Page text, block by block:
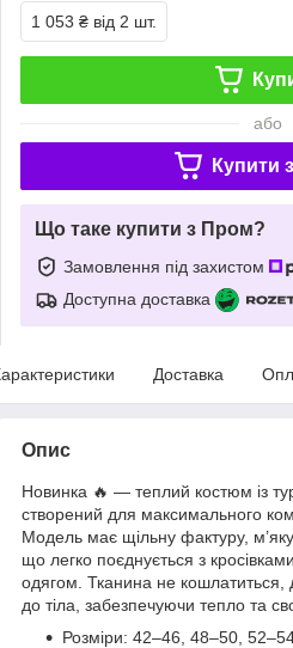
1 053 ₴ від 2 шт.
або
Купити з
Що таке купити з Пром?
Замовлення під захистом
Доступна доставка
Доставка
Опис
Новинка 🔥 — теплий костюм із
створений для максимального
Модель має щільну фактуру, м’яку
що легко поєднується з
одягом. Тканина не кошлатиться,
до тіла, забезпечуючи тепло та
Розміри: 42–46, 48–50,